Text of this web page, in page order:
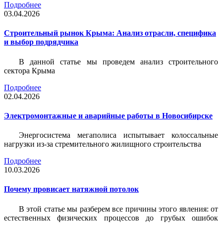
Подробнее
03.04.2026
Строительный рынок Крыма: Анализ отрасли, специфика
и выбор подрядчика
В данной статье мы проведем анализ строительного
сектора Крыма
Подробнее
02.04.2026
Электромонтажные и аварийные работы в Новосибирске
Энергосистема мегаполиса испытывает колоссальные
нагрузки из-за стремительного жилищного строительства
Подробнее
10.03.2026
Почему провисает натяжной потолок
В этой статье мы разберем все причины этого явления: от
естественных физических процессов до грубых ошибок